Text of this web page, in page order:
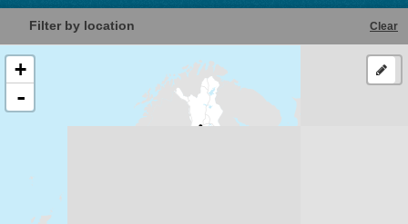
Filter by location Clear
+
-